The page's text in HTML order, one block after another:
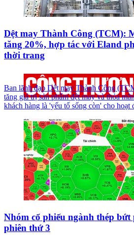
Dệt may Thành Công (TCM):
tăng 20%, hợp tác với Eland
thời trang
Ban lãnh đạo Dệt may Thành Công
tăng giá trị sản phẩm dệt may và thỏa
khách hàng là 'yếu tố sống còn' cho hoạt
Nhóm cổ phiếu ngành thép
phiên thứ 3